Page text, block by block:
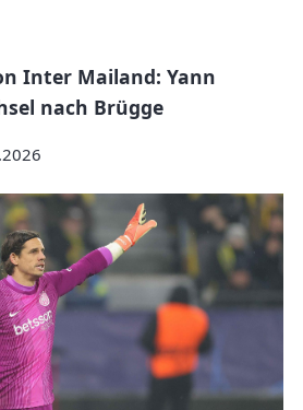
Inter Mailand: Yann
nach Brügge